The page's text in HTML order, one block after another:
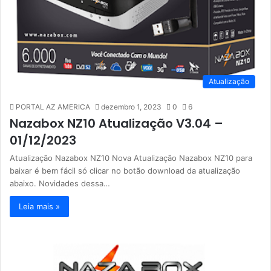
Atualização
PORTAL AZ AMERICA dezembro 1, 2023 0 6
Nazabox NZ10 Atualização V3.04 –
01/12/2023
Atualização Nazabox NZ10 Nova Atualização Nazabox NZ10 para
baixar é bem fácil só clicar no botão download da atualização
abaixo. Novidades dessa…
Leia mais »